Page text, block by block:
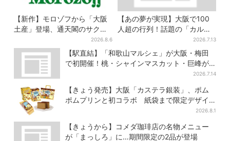
【新作】モロゾフから「大阪
土産」登場、通天閣のサクサ
クスイーツ 6カ所で順次発売
2026.8.6
【あの夢が実現】大阪で100
人超の行列！話題の「カルピ
スじゃぐち」本格始動、2030
年までに1000台へ
2026.7.13
【駅直結】「和歌山マルシェ」が大阪・梅田
で初開催！桃・シャインマスカット・巨峰が
2026.7.14
【きょう発売】大阪「カステラ銀装」、ポム
ポムプリンと初コラボ 紙袋まで限定デザイ
2026.8.1
【きょうから】コメダ珈琲店の名物メニュー
が「まっしろ」に…期間限定の2品が登場